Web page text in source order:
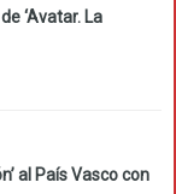
‘Avatar. La
al País Vasco con